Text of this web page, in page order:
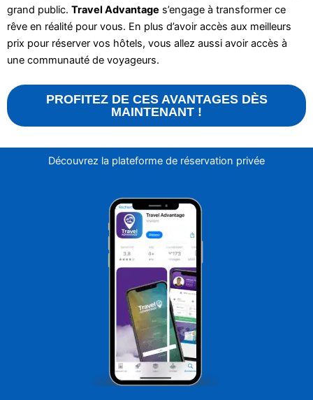
grand public. Travel Advantage s’engage à transformer ce
rêve en réalité pour vous. En plus d’avoir accès aux meilleurs
prix pour réserver vos hôtels, vous allez aussi avoir accès à
une communauté de voyageurs.
PROFITEZ DE CES AVANTAGES DÈS
MAINTENANT !
Découvrez la plateforme de réservation privée